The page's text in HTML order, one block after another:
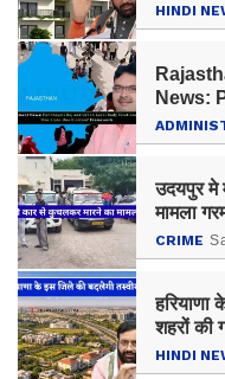
HINDI
News:
Local
under
उदयपुर मे
मामला
धरना
CRIME
हरियाणा
शहरों की
कायाकल्प
HINDI